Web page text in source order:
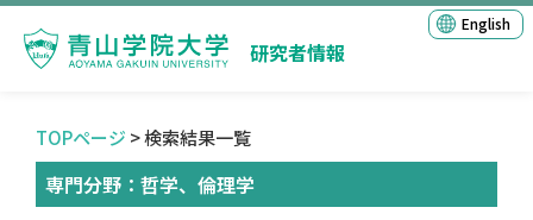
研究者情報
English
TOPページ > 検索結果一覧
専門分野：哲学、倫理学